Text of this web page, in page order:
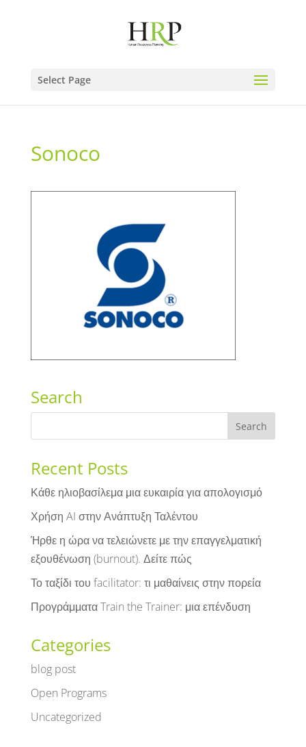
Select Page
Sonoco
Search
Recent Posts
Κάθε ηλιοβασίλεμα μια ευκαιρία για απολογισμό
Χρήση AI στην Ανάπτυξη Ταλέντου
Ήρθε η ώρα να τελειώνετε με την επαγγελματική
εξουθένωση (burnout). Δείτε πώς
Το ταξίδι του facilitator: τι μαθαίνεις στην πορεία
Προγράμματα Train the Trainer: μια επένδυση
Categories
blog post
Open Programs
Uncategorized